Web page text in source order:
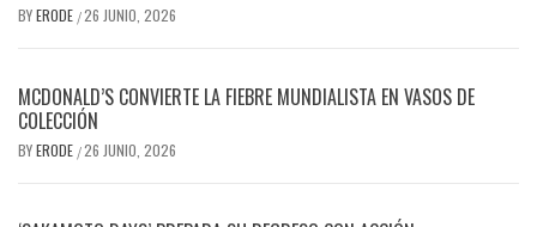
BYERODE /26 JUNIO, 2026
MCDONALD’S CONVIERTE LA FIEBRE MUNDIALISTA EN VASOS DE
COLECCIÓN
BYERODE /26 JUNIO, 2026